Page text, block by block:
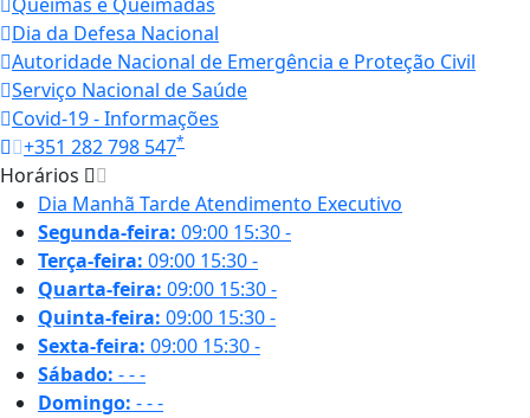
Dia da Defesa Nacional
Autoridade Nacional de Emergência e Proteção Civil
Serviço Nacional de Saúde
Covid-19 - Informações
+351 282 798 547*
Horários
Dia Manhã TardeAtendimento Executivo
Segunda-feira: 09:00 15:30-
Terça-feira: 09:00 15:30-
Quarta-feira: 09:00 15:30-
Quinta-feira: 09:00 15:30-
Sexta-feira: 09:00 15:30-
Sábado: ---
Domingo: ---